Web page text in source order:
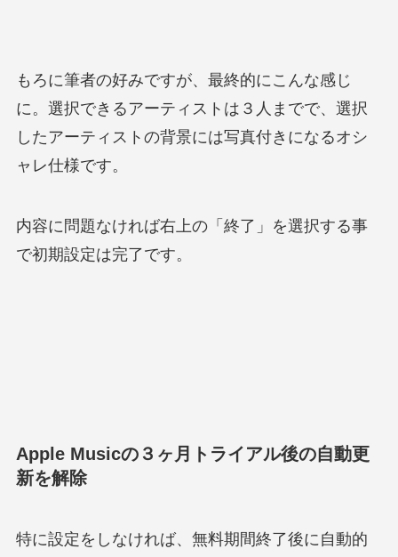
もろに筆者の好みですが、最終的にこんな感じ
に。選択できるアーティストは３人までで、選択
したアーティストの背景には写真付きになるオシ
ャレ仕様です。
内容に問題なければ右上の「終了」を選択する事
で初期設定は完了です。
Apple Musicの３ヶ月トライアル後の自動更
新を解除
特に設定をしなければ、無料期間終了後に自動的